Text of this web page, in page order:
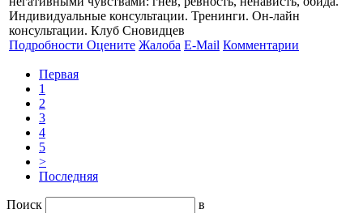
Индивидуальные консультации. Тренинги. Он-лайн
консультации. Клуб Сновидцев
Подробности Оцените Жалоба E-Mail Комментарии
Первая
1
2
3
4
5
>
Последняя
Поиск в